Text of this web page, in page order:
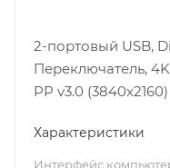
2-портовый USB,
Переключатель,
PP v3.0 (3840x2160)
Характеристики
Интерфейс